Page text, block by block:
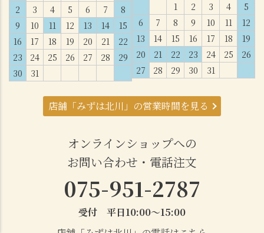
2
3 4 5 6 7
8
9
10 11 12 13 14
15
16
17 18 19 20 21
22
23
24 25 26 27 28
29
30
31
1
2 3 4
5
6
7 8 9 10 11
12
13
14 15 16 17 18
19
20
21 22 23 24 25
26
27
28 29 30 31
店舗「みずは北川」の営業時間を見る
オンラインショップへの
お問い合わせ・電話注文
075-951-2787
受付 平日10:00～15:00